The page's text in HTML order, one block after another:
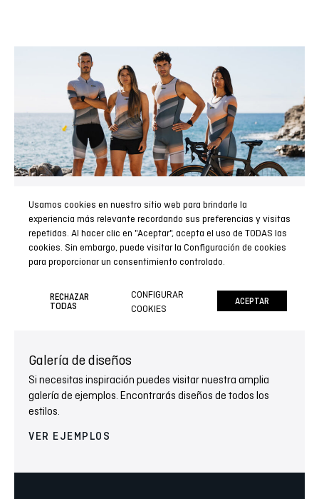
Custom design
Diseño exclusivo
Luce con orgullo tu equipación. Eres único y especial, y el
para que tu ropa transmita tu personalidad.
Galería de diseños
Si necesitas inspiración puedes visitar nuestra amplia
galería de ejemplos. Encontrarás diseños de todos los
estilos.
VER EJEMPLOS
Usamos cookies en nuestro sitio web para brindarle la
experiencia más relevante recordando sus preferencias y visitas
repetidas. Al hacer clic en "Aceptar", acepta el uso de TODAS las
cookies. Sin embargo, puede visitar la Configuración de cookies
para proporcionar un consentimiento controlado.
RECHAZAR
TODAS
CONFIGURAR
COOKIES
ACEPTAR